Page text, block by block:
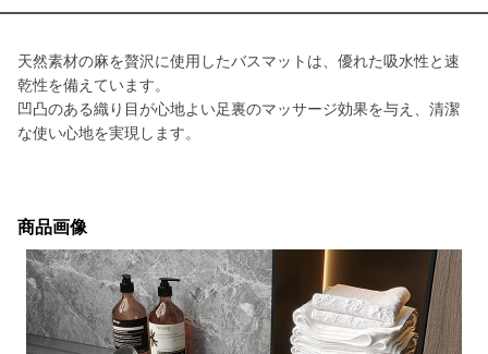
天然素材の麻を贅沢に使用したバスマットは、優れた吸水性と速
乾性を備えています。
凹凸のある織り目が心地よい足裏のマッサージ効果を与え、清潔
な使い心地を実現します。
商品画像